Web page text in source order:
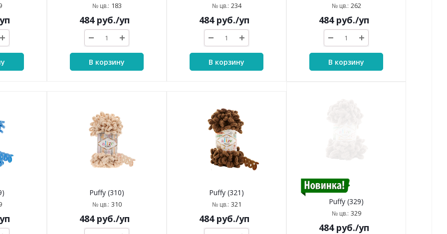
№ цв.: 183
484руб./уп
В корзину
№ цв.: 234
484руб./уп
В корзину
№ цв.: 262
484руб./уп
В корзину
Puffy (310)
№ цв.: 310
484руб./уп
Puffy (321)
№ цв.: 321
484руб./уп
Puffy (329)
№ цв.: 329
484руб./уп